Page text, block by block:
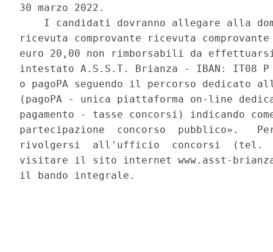
30 marzo 2022.
I candidati dovranno allegare alla
ricevuta comprovante ricevuta
euro 20,00 non rimborsabili da
intestato A.S.S.T. Brianza - IBAN: IT08 P
o pagoPA seguendo il percorso
(pagoPA - unica piattaforma on-line
pagamento - tasse concorsi) indicando
partecipazione  concorso  pubblico».
rivolgersi  all'ufficio  concorsi  (tel.
visitare il sito internet www.asst-
il bando integrale.